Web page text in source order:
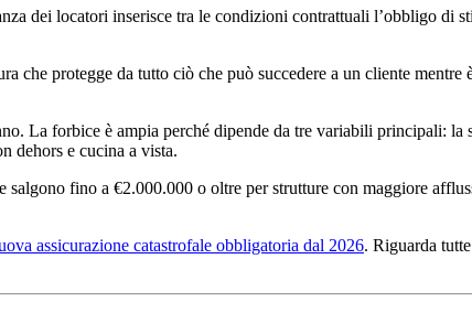
dei locatori inserisce tra le condizioni contrattuali l’obbligo di
che protegge da tutto ciò che può succedere a un cliente
La forbice è ampia perché dipende da tre variabili principali:
dehors e cucina a vista.
fino a €2.000.000 o oltre per strutture con maggiore
assicurazione catastrofale obbligatoria dal 2026. Riguarda